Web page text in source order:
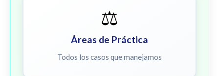
⚖️
Áreas de Práctica
Todos los casos que manejamos